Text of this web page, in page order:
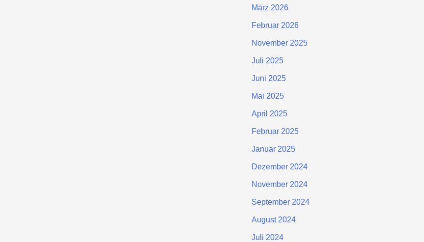
März 2026
Februar 2026
November 2025
Juli 2025
Juni 2025
Mai 2025
April 2025
Februar 2025
Januar 2025
Dezember 2024
November 2024
September 2024
August 2024
Juli 2024